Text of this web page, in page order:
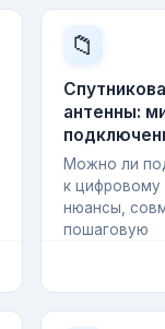
📁
антенны:
Можно ли
к цифровому
нюансы,
пошаговую